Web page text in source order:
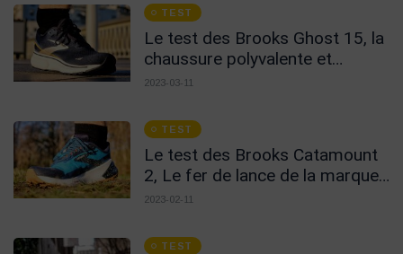
TEST
Le test des Brooks Ghost 15, la
chaussure polyvalente et
accessible
2023-03-11
TEST
Le test des Brooks Catamount
2, Le fer de lance de la marque
?
2023-02-11
TEST